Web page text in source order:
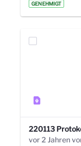
GENEHMIGT